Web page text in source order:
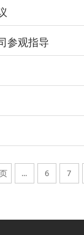
参观指导
... 6 7